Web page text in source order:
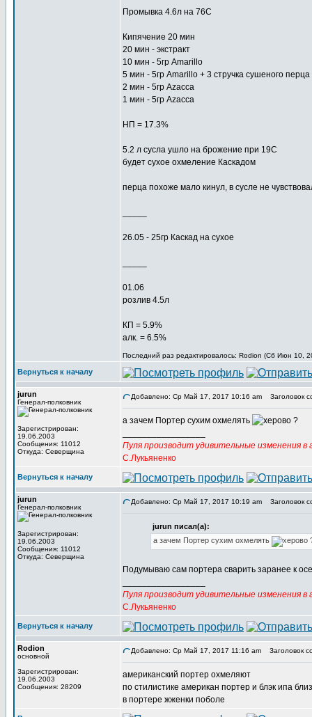
Промывка 4.6л на 76C
Кипячение 20 мин
20 мин - экстракт
10 мин - 5гр Amarillo
5 мин - 5гр Amarillo + 3 стручка сушеного перца
2 мин - 5гр Azacca
1 мин - 5гр Azacca
НП = 17.3%
5.2 л сусла ушло на брожение при 19С
будет сухое охмеление Каскадом
перца похоже мало кинул, в сусле не
26.05 - 25гр Каскад на сухое
01.06
розлив 4.5л
КП = 5.9%
алк. = 6.5%
Последний раз редактировалось: Rodion (Сб Июн 10,
Вернуться к началу
jurun
Генерал-полковник
Зарегистрирован:
19.06.2003
Сообщения: 11012
Откуда: Северщина
Добавлено: Ср Май 17, 2017 10:16 am Заголовок
а зачем Портер сухим охмелять
?
Пуля производит удивительные изменения в
С.Лукьяненко
Вернуться к началу
jurun
Генерал-полковник
Зарегистрирован:
19.06.2003
Сообщения: 11012
Откуда: Северщина
Добавлено: Ср Май 17, 2017 10:19 am Заголовок
jurun писал(а):
а зачем Портер сухим охмелять
Подумываю сам портера сварить заранее к
Пуля производит удивительные изменения в
С.Лукьяненко
Вернуться к началу
Rodion
основной
Зарегистрирован:
19.06.2003
Сообщения: 28209
Добавлено: Ср Май 17, 2017 11:16 am Заголовок
американский портер охмеляют
по стилистике американ портер и блэк ипа
в портере жженки поболе